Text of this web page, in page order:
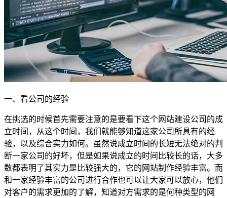
一、看公司的经验
在挑选的时候首先需要注意的是要看下这个网站建设公司的成
立时间，从这个时间，我们就能够知道这家公司所具有的经
验，以及综合实力如何。虽然说成立时间的长短无法绝对的判
断一家公司的好坏，但是如果说成立的时间比较长的话，大多
数都表明了其实力是比较强大的，它的网站制作经验丰富。而
和一家经验丰富的公司进行合作也可以让大家可以放心，他们
对客户的需求更加的了解，知道对方需求的是何种类型的网